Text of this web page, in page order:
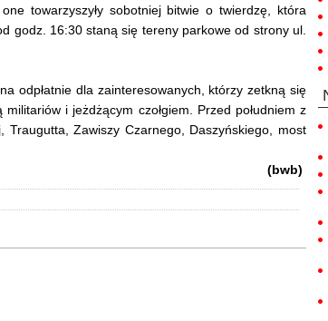
towarzyszyły sobotniej bitwie o twierdzę, która
godz. 16:30 staną się tereny parkowe od strony ul.
odpłatnie dla zainteresowanych, którzy zetkną się
i jeżdżącym czołgiem. Przed południem z
Zawiszy Czarnego, Daszyńskiego, most
(bwb)